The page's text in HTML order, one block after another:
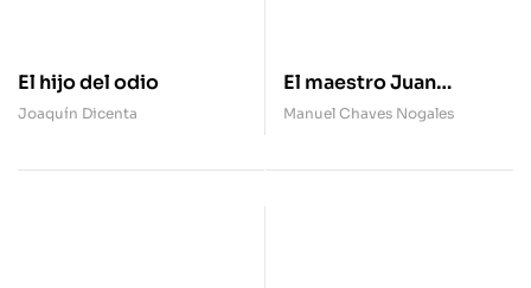
El hijo del odio
Joaquín Dicenta
El maestro Juan
Martínez que estaba allí
Manuel Chaves Nogales